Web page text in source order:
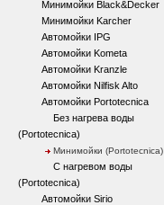
Минимойки Black&Decker
Минимойки Karcher
Автомойки IPG
Автомойки Kometa
Автомойки Kranzle
Автомойки Nilfisk Alto
Автомойки Portotecnica
Без нагрева воды
(Portotecnica)
Минимойки (Portotecnica)
С нагревом воды
(Portotecnica)
Автомойки Sirio